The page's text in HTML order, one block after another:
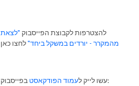
להצטרפות לקבוצת הפייסבוק "לצאת
מהמקרר - יורדים במשקל ביחד"לחצו כאן
עשו לייק לעמוד הפודקאסט בפייסבוק: